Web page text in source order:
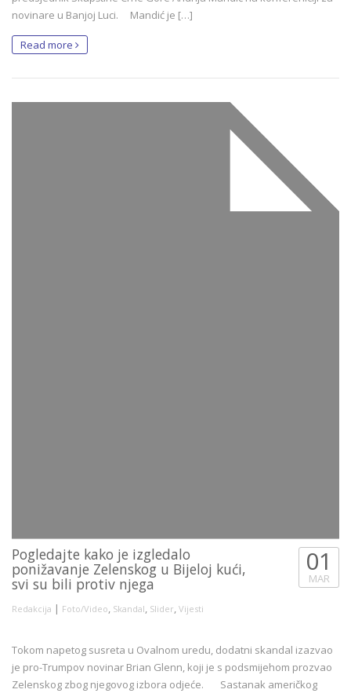
novinare u Banjoj Luci. Mandić je […]
Read more
Pogledajte kako je izgledalo
ponižavanje Zelenskog u Bijeloj kući,
svi su bili protiv njega
Redakcija | Foto/Video, Skandal, Slider, Vijesti
01
MAR
Tokom napetog susreta u Ovalnom uredu, dodatni skandal izazvao
je pro-Trumpov novinar Brian Glenn, koji je s podsmijehom prozvao
Zelenskog zbog njegovog izbora odjeće. Sastanak američkog